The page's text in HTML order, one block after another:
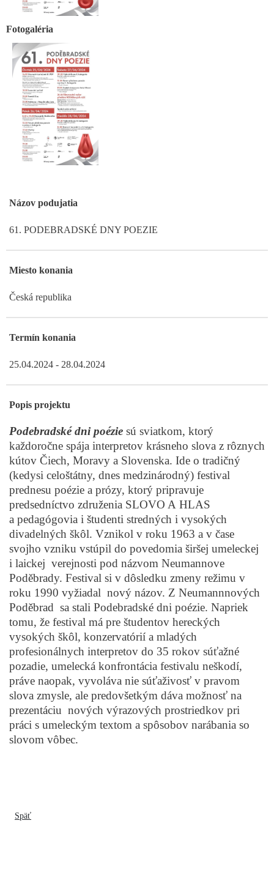
Fotogaléria
Názov podujatia
61. PODEBRADSKÉ DNY POEZIE
Miesto konania
Česká republika
Termín konania
25.04.2024 - 28.04.2024
Popis projektu
Podebradské dni poézie sú sviatkom, ktorý
každoročne spája interpretov krásneho slova z rôznych
kútov Čiech, Moravy a Slovenska. Ide o tradičný
(kedysi celoštátny, dnes medzinárodný) festival
prednesu poézie a prózy, ktorý pripravuje
predsedníctvo združenia SLOVO A HLAS
a pedagógovia i študenti stredných i vysokých
divadelných škôl. Vznikol v roku 1963 a v čase
svojho vzniku vstúpil do povedomia širšej umeleckej
i laickej verejnosti pod názvom Neumannove
Poděbrady. Festival si v dôsledku zmeny režimu v
roku 1990 vyžiadal nový názov. Z Neumannnových
Poděbrad sa stali Podebradské dni poézie. Napriek
tomu, že festival má pre študentov hereckých
vysokých škôl, konzervatórií a mladých
profesionálnych interpretov do 35 rokov súťažné
pozadie, umelecká konfrontácia festivalu neškodí,
práve naopak, vyvoláva nie súťaživosť v pravom
slova zmysle, ale predovšetkým dáva možnosť na
prezentáciu nových výrazových prostriedkov pri
práci s umeleckým textom a spôsobov narábania so
slovom vôbec.
Späť